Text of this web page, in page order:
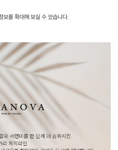
보를 확대해 보실 수 있습니다.